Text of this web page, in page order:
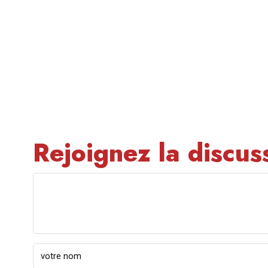
Rejoignez la